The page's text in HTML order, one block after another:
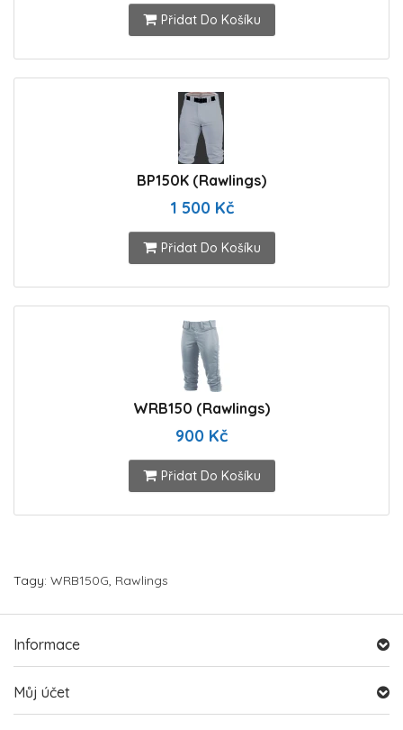
Přidat Do Košíku
BP150K (Rawlings)
1 500 Kč
Přidat Do Košíku
WRB150 (Rawlings)
900 Kč
Přidat Do Košíku
Tagy: WRB150G, Rawlings
Informace
Můj účet